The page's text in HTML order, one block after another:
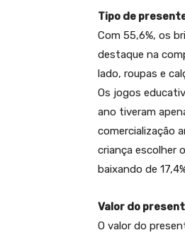
Tipo de
Com 55,6%, os
destaque na
lado, roupas e
Os jogos
ano tiveram
comercialização
criança escolher
baixando de
Valor do
O valor do